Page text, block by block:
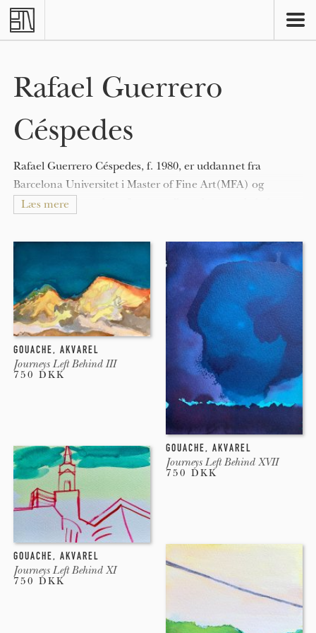
Skip to main content
Rafael Guerrero
Céspedes
Rafael Guerrero Céspedes, f. 1980, er uddannet fra
Barcelona Universitet i Master of Fine Art(MFA) og
arbejder med stærke referencer til modsatrettede kulturer.
Deplacement og immigration et fast element, som
forbindes til virkelighed og tilhørsforhold.
Udstillinger
2019 - We Love Art - København, Danmark
2019 - Revela’t - Barcelona / Spain
2019 - LAArtBookFair - Los Angeles / USA
2018 - SCAN, Photobooks - Tarragona / Spain
2018 - Lo que queríamos decir cuando dijimos Liminal.
Galería Àngels 2 - Barcelona / Spain
Læs mere
GOUACHE, AKVAREL
Journeys Left Behind III
750 DKK
GOUACHE, AKVAREL
Journeys Left Behind XVII
750 DKK
GOUACHE, AKVAREL
Journeys Left Behind XI
750 DKK